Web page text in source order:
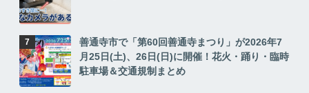
善通寺市で「第60回善通寺まつり」が2026年7
月25日(土)、26日(日)に開催！花火・踊り・臨時
駐車場＆交通規制まとめ